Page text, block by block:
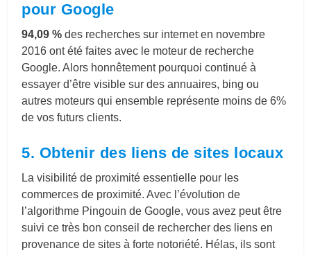
pour Google
94,09 % des recherches sur internet en novembre
2016 ont été faites avec le moteur de recherche
Google. Alors honnêtement pourquoi continué à
essayer d’être visible sur des annuaires, bing ou
autres moteurs qui ensemble représente moins de 6%
de vos futurs clients.
5. Obtenir des liens de sites locaux
La visibilité de proximité essentielle pour les
commerces de proximité. Avec l’évolution de
l’algorithme Pingouin de Google, vous avez peut être
suivi ce très bon conseil de rechercher des liens en
provenance de sites à forte notoriété. Hélas, ils sont